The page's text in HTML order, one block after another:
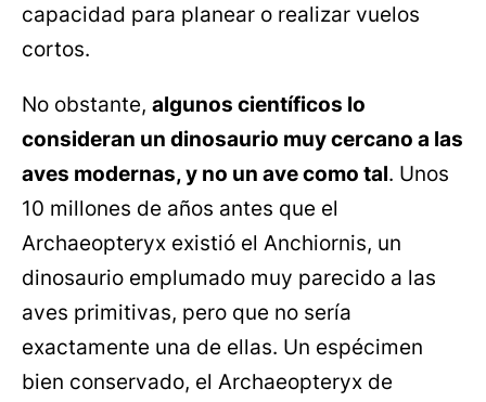
capacidad para planear o realizar vuelos
cortos.
No obstante, algunos científicos lo
consideran un dinosaurio muy cercano a las
aves modernas, y no un ave como tal. Unos
10 millones de años antes que el
Archaeopteryx existió el Anchiornis, un
dinosaurio emplumado muy parecido a las
aves primitivas, pero que no sería
exactamente una de ellas. Un espécimen
bien conservado, el Archaeopteryx de